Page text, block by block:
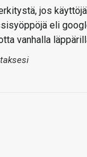
jos
eli
vanhalla